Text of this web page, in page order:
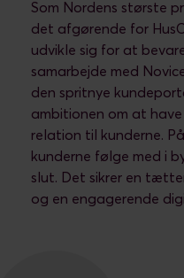
Som Nordens største
det afgørende for
udvikle sig for at
samarbejde med
den spritnye
ambitionen om at
relation til kunderne.
kunderne følge med i
slut. Det sikrer en